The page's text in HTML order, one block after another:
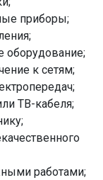
приборы;
оборудование;
к сетям;
ТВ-кабеля;
работами;